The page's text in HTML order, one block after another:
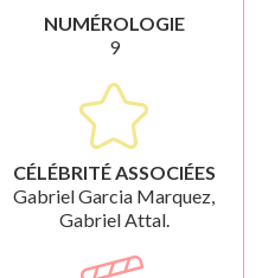
NUMÉROLOGIE
9
CÉLÉBRITÉ ASSOCIÉES
Gabriel Garcia Marquez,
Gabriel Attal.